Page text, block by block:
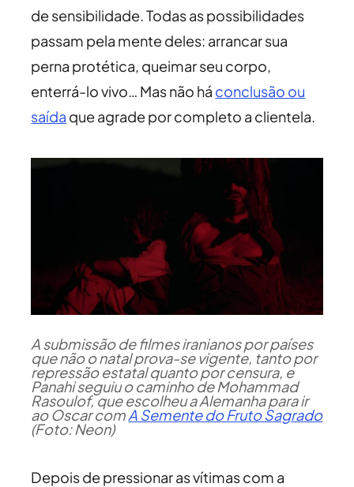
de sensibilidade. Todas as possibilidades
passam pela mente deles: arrancar sua
perna protética, queimar seu corpo,
enterrá-lo vivo… Mas não há conclusão ou
saída que agrade por completo a clientela.
A submissão de filmes iranianos por países
que não o natal prova-se vigente, tanto por
repressão estatal quanto por censura, e
Panahi seguiu o caminho de Mohammad
Rasoulof, que escolheu a Alemanha para ir
ao Oscar comA Semente do Fruto Sagrado
(Foto: Neon)
Depois de pressionar as vítimas com a